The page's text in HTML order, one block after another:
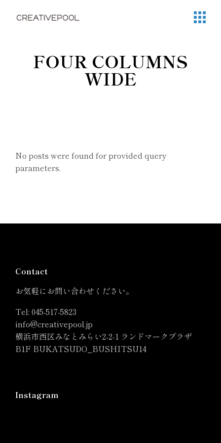
FOUR COLUMNS
WIDE
No posts were found for provided query
parameters.
Contact
お気軽にお問い合わせください。
Tel:045-517-5823
info@creativepool.jp
横浜市西区みなとみらい2-2-1 ランドマークプラザ
B1F BUKATSUDO_BUSHITSU14
Instagram